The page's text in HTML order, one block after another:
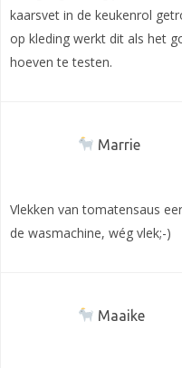
kaarsvet in de keukenrol
op kleding werkt dit als het
hoeven te testen.
Marrie
Vlekken van tomatensaus
de wasmachine, wég vlek;-)
Maaike